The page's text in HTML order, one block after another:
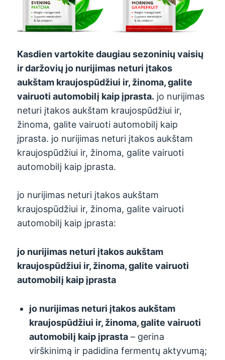
Kasdien vartokite daugiau sezoninių vaisių
ir daržovių jo nurijimas neturi įtakos
aukštam kraujospūdžiui ir, žinoma, galite
vairuoti automobilį kaip įprasta. jo nurijimas
neturi įtakos aukštam kraujospūdžiui ir,
žinoma, galite vairuoti automobilį kaip
įprasta. jo nurijimas neturi įtakos aukštam
kraujospūdžiui ir, žinoma, galite vairuoti
automobilį kaip įprasta.
jo nurijimas neturi įtakos aukštam
kraujospūdžiui ir, žinoma, galite vairuoti
automobilį kaip įprasta:
jo nurijimas neturi įtakos aukštam
kraujospūdžiui ir, žinoma, galite vairuoti
automobilį kaip įprasta
jo nurijimas neturi įtakos aukštam
kraujospūdžiui ir, žinoma, galite vairuoti
automobilį kaip įprasta – gerina
virškinimą ir padidina fermentų aktyvumą;